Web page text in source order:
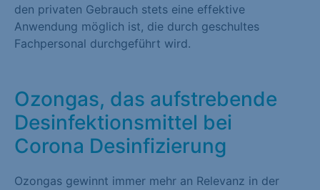
den privaten Gebrauch stets eine effektive
Anwendung möglich ist, die durch geschultes
Fachpersonal durchgeführt wird.
Ozongas, das aufstrebende
Desinfektionsmittel bei
Corona Desinfizierung
Ozongas gewinnt immer mehr an Relevanz in der
Cookie-Informationen anzeigen
Externe Medien (1)
Medien akzeptiert werden, bedarf der Zugriff auf diese Inhalte
keiner manuellen Einwilligung mehr.
Cookie-Informationen anzeigen
Datenschutzerklärung Impressum